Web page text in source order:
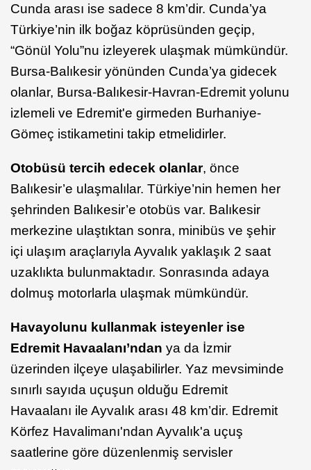
Cunda arası ise sadece 8 km’dir. Cunda’ya
Türkiye’nin ilk boğaz köprüsünden geçip,
“Gönül Yolu”nu izleyerek ulaşmak mümkündür.
Bursa-Balıkesir yönünden Cunda’ya gidecek
olanlar, Bursa-Balıkesir-Havran-Edremit yolunu
izlemeli ve Edremit'e girmeden Burhaniye-
Gömeç istikametini takip etmelidirler.
Otobüsü tercih edecek olanlar, önce
Balıkesir’e ulaşmalılar. Türkiye’nin hemen her
şehrinden Balıkesir’e otobüs var. Balıkesir
merkezine ulaştıktan sonra, minibüs ve şehir
içi ulaşım araçlarıyla Ayvalık yaklaşık 2 saat
uzaklıkta bulunmaktadır. Sonrasında adaya
dolmuş motorlarla ulaşmak mümkündür.
Havayolunu kullanmak isteyenler ise
Edremit Havaalanı’ndan ya da İzmir
üzerinden ilçeye ulaşabilirler. Yaz mevsiminde
sınırlı sayıda uçuşun olduğu Edremit
Havaalanı ile Ayvalık arası 48 km’dir. Edremit
Körfez Havalimanı'ndan Ayvalık'a uçuş
saatlerine göre düzenlenmiş servisler